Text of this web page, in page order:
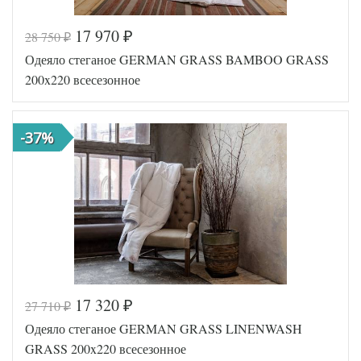
Код товара
561-274
Артикул
GG-110140
Ширина х
Длина
200х220
(евро)
Сезонность
Всесезонное
Наполнитель
Полиэфирное
волокно
Ткань
Мако-батист
Производитель
German Grass
(Австрия)
Код товара
517-754
Артикул
GG-169140
Ширина х
200х220
28 750₽ 17 970 ₽
Одеяло стеганое GERMAN GRASS BAMBOO GRASS
200x220 всесезонное
-37%
27 710₽ 17 320 ₽
Одеяло стеганое GERMAN GRASS LINENWASH
GRASS 200x220 всесезонное